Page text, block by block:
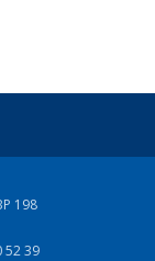
198
52 39